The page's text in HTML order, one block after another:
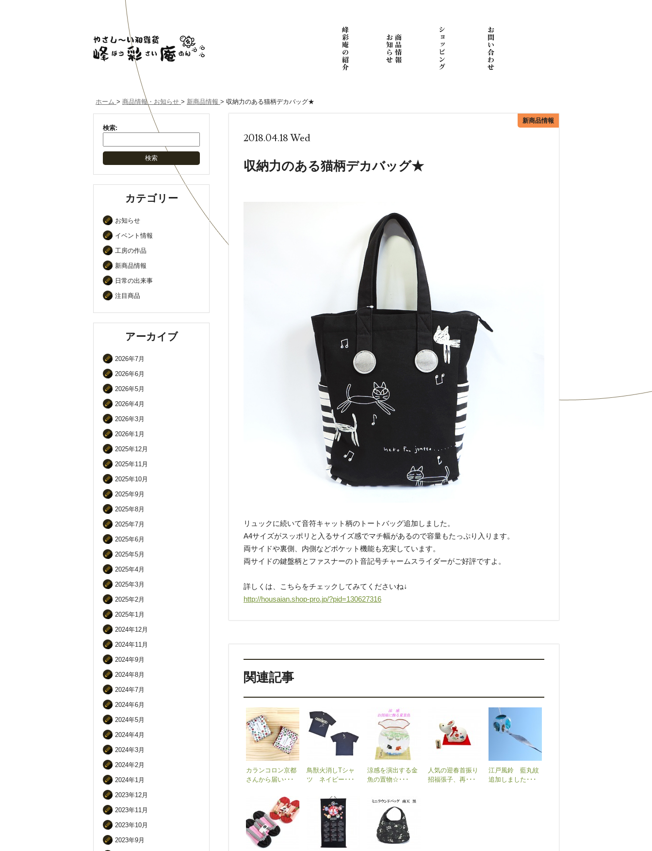
ホーム > 商品情報・お知らせ > 新商品情報 > 収納力のある猫柄デカバッグ★
検索:
カテゴリー
お知らせ
イベント情報
工房の作品
新商品情報
日常の出来事
注目商品
アーカイブ
2026年7月
2026年6月
2026年5月
2026年4月
2026年3月
2026年1月
2025年12月
2025年11月
2025年10月
2025年9月
2025年8月
2025年7月
2025年6月
2025年5月
2025年4月
2025年3月
2025年2月
2025年1月
2024年12月
2024年11月
2024年9月
2024年8月
2024年7月
2024年6月
2024年5月
2024年4月
2024年3月
2024年2月
2024年1月
2023年12月
2023年11月
2023年10月
2023年9月
新商品情報
2018.04.18 Wed
収納力のある猫柄デカバッグ★
リュックに続いて音符キャット柄のトートバッグ追加しました。
A4サイズがスッポリと入るサイズ感でマチ幅があるので容量もたっぷり入ります。
両サイドや裏側、内側などポケット機能も充実しています。
両サイドの鍵盤柄とファスナーのト音記号チャームスライダーがご好評ですよ。
詳しくは、こちらをチェックしてみてくださいね↓
http://housaian.shop-pro.jp/?pid=130627316
関連記事
カランコロン京都
さんから届い･･･
鳥獣火消しTシャ
ツ ネイビー･･･
涼感を演出する金
魚の置物☆･･･
人気の迎春首振り
招福張子、再･･･
江戸風鈴 藍丸紋
追加しました･･･